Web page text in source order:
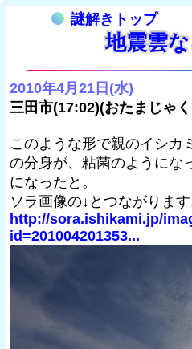
謎解きトップ
地震雲
2010年4月21日(水)
三田市(17:02)(おたまじゃ
このような形で親のイシカ
の分身が、粘菌のようにな
になったと。
ソラ画像の↓とつながります
http://sora.ishikami.jp/
id=201004201353...